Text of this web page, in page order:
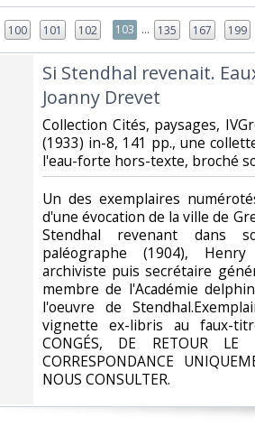
100 101 102 103 ... 135 167 199
‎Si Stendhal revenait.
Joanny Drevet‎
‎Collection Cités, paysages,
(1933) in-8, 141 pp., une
l'eau-forte hors-texte, broché
‎Un des exemplaires
d'une évocation de la ville de
Stendhal revenant dans
paléographe (1904),
archiviste puis secrétaire
membre de l'Académie
l'oeuvre de
vignette ex-libris au faux-
CONGÉS, DE RETOUR
CORRESPONDANCE
NOUS CONSULTER.‎